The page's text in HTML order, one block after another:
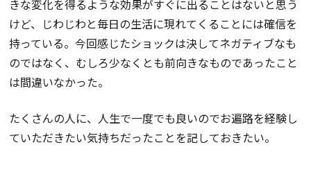
きな変化を得るような効果がすぐに出ることはないと思う
けど、じわじわと毎日の生活に現れてくることには確信を
持っている。今回感じたショックは決してネガティブなも
のではなく、むしろ少なくとも前向きなものであったこと
は間違いなかった。
たくさんの人に、人生で一度でも良いのでお遍路を経験し
ていただきたい気持ちだったことを記しておきたい。